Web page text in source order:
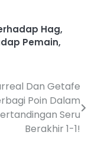
Hag,
Pemain,
Dan Getafe
Poin Dalam
Seru
Berakhir 1-1!​